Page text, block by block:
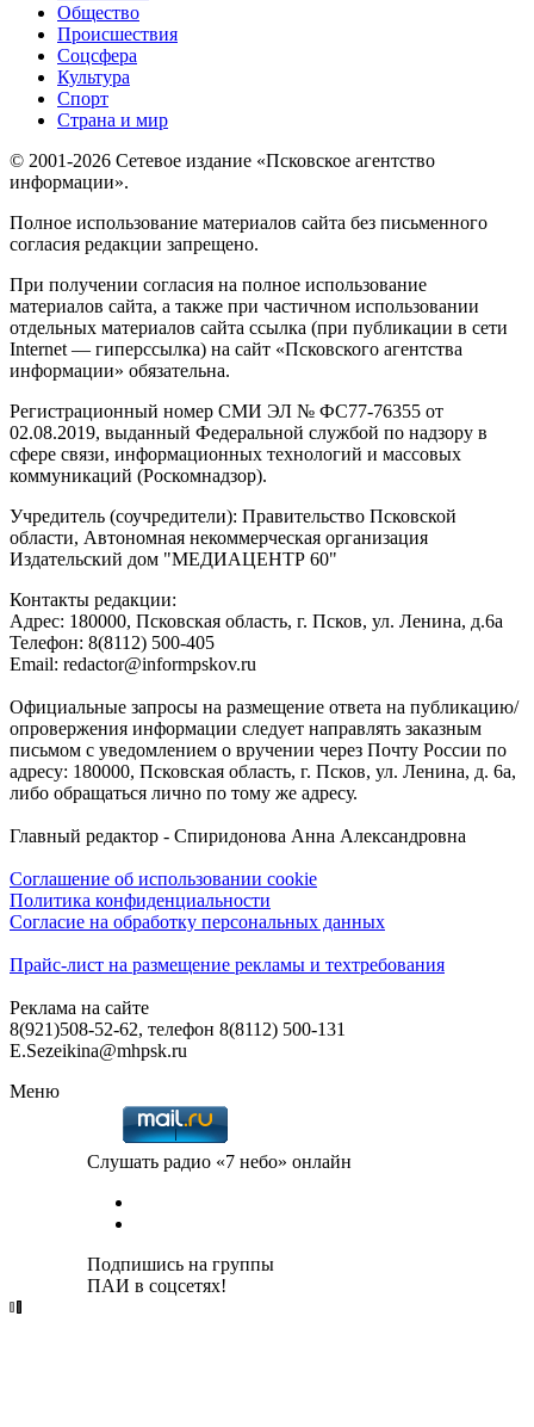
Общество
Происшествия
Соцсфера
Культура
Спорт
Страна и мир
© 2001-2026 Сетевое издание «Псковское агентство
информации».
Полное использование материалов сайта без письменного
согласия редакции запрещено.
При получении согласия на полное использование
материалов сайта, а также при частичном использовании
отдельных материалов сайта ссылка (при публикации в сети
Internet — гиперссылка) на сайт «Псковского агентства
информации» обязательна.
Регистрационный номер СМИ ЭЛ № ФС77-76355 от
02.08.2019, выданный Федеральной службой по надзору в
сфере связи, информационных технологий и массовых
коммуникаций (Роскомнадзор).
Учредитель (соучредители): Правительство Псковской
области, Автономная некоммерческая организация
Издательский дом "МЕДИАЦЕНТР 60"
Контакты редакции:
Адреc: 180000, Псковская область, г. Псков, ул. Ленина, д.6а
Телефон: 8(8112) 500-405
Email: redactor@informpskov.ru
Официальные запросы на размещение ответа на публикацию/
опровержения информации следует направлять заказным
письмом с уведомлением о вручении через Почту России по
адресу: 180000, Псковская область, г. Псков, ул. Ленина, д. 6а,
либо обращаться лично по тому же адресу.
Главный редактор - Спиридонова Анна Александровна
Соглашение об использовании cookie
Политика конфиденциальности
Согласие на обработку персональных данных
Прайс-лист на размещение рекламы и техтребования
Реклама на сайте
8(921)508-52-62, телефон 8(8112) 500-131
E.Sezeikina@mhpsk.ru
Меню
Слушать радио «7 небо» онлайн
Подпишись на группы
ПАИ в соцсетях!